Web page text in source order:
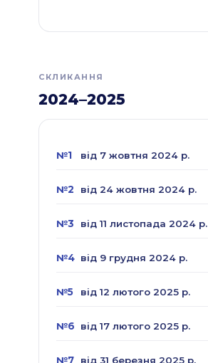
СКЛИКАННЯ
2024–2025
№1 від 7 жовтня 2024 р.
№2 від 24 жовтня 2024 р.
№3 від 11 листопада 2024 р.
№4 від 9 грудня 2024 р.
№5 від 12 лютого 2025 р.
№6 від 17 лютого 2025 р.
№7 від 31 березня 2025 р.